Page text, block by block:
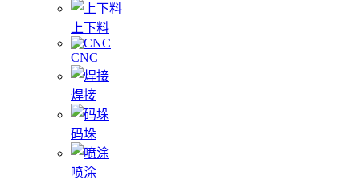
上下料
CNC
焊接
码垛
喷涂